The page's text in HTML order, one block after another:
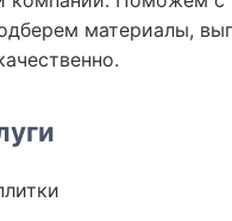
материалы,